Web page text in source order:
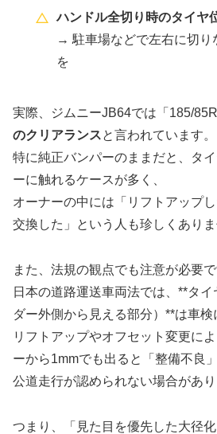
ハンドル全切り時のタイヤ
→ 駐車場などで左右に切り
を
実際、ジムニーJB64では「185/
のクリアランスと言われています。
特に純正バンパーのままだと、タ
ーに触れるケースが多く、
オーナーの中には「リフトアップ
交換した」という人も珍しくありま
また、法規の観点でも注意が必要で
日本の道路運送車両法では、**タ
ダー外側から見える部分）**は車検
リフトアップやオフセット変更に
ーから1mmでも出ると「整備不良」
公道走行が認められない場合があり
つまり、「見た目を優先した大径化